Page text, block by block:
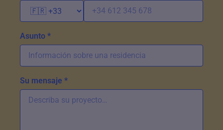
Asunto *
Su mensaje *